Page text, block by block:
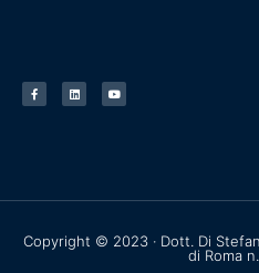
Copyright © 2023 · Dott. Di
di Roma